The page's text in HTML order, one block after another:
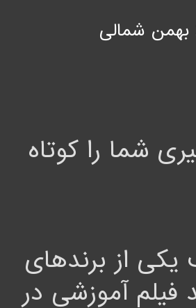
شما را کوتاه
یکی از برندهای
فیلم آموزشی در